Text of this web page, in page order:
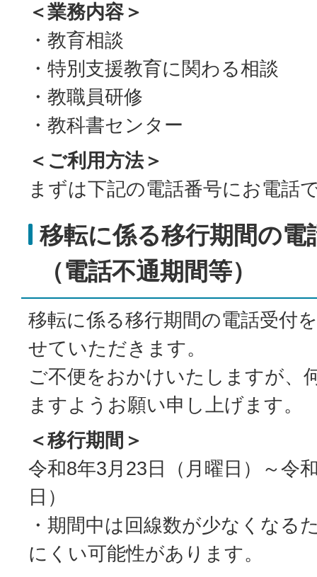
＜業務内容＞
・教育相談
・特別支援教育に関わる相談
・教職員研修
・教科書センター
＜ご利用方法＞
まずは下記の電話番号にお電話
移転に係る移行期間の電
（電話不通期間等）
移転に係る移行期間の電話受付
せていただきます。
ご不便をおかけいたしますが、
ますようお願い申し上げます。
＜移行期間＞
令和8年3月23日（月曜日）～令
日）
・期間中は回線数が少なくなる
にくい可能性があります。